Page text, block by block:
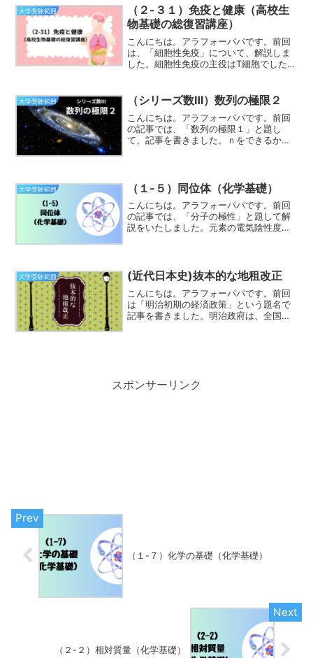
濃度からモル濃度にしたり、その逆にし
たりと変換できるようにし...
大学受験範囲
（２-３１）免疫と健康（高校生
物基礎の総復習講座）
こんにちは。アラフォーパパです。前回
は、「細胞性免疫」について、解説しま
した。細胞性免疫の主役はT細胞でした
に感染した細胞を特異的に認識して、直
接攻撃し破壊すること...
大学受験範囲 （シリーズ数Ⅲ）数列の極限２
こんにちは。アラフォーパパです。前回
の記事では、「数列の極限１」と題し
て、記事を書きました。ｎをできるかぎ
分ですので、極限に関わるす...
大学受験範囲 （１-５）同位体（化学基礎）
こんにちは。アラフォーパパです。前回
の記事では、「分子の極性」と題して解
説をいたしました。元素の電気陰性度や
てください。さて、今回は...
大学受験範囲 (近代日本史)抜本的な地租改正
こんにちは。アラフォーパパです。前回
は「明治初期の経済政策」という題名で
記事を書きました。明治政府は、全国的
スポンサーリンク
（１-７）化学の基礎（化学基礎）
（２-２）相対質量（化学基礎）